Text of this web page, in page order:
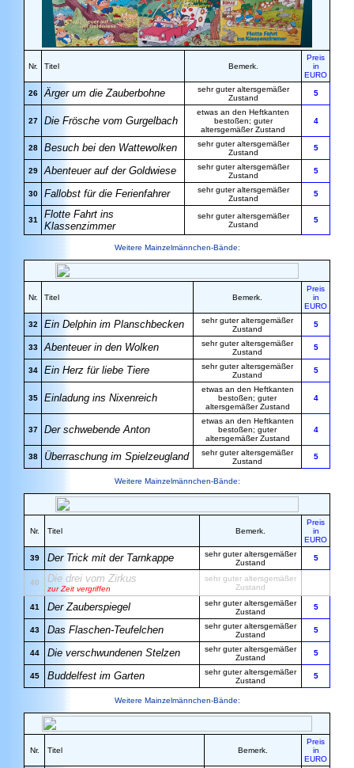
Nr. Titel Bemerk.
Preis
in
EURO
26 Ärger um die Zauberbohne
sehr guter altersgemäßer
Zustand
5
27 Die Frösche vom Gurgelbach
etwas an den Heftkanten
bestoßen; guter
altersgemäßer Zustand
4
28 Besuch bei den Wattewolken
sehr guter altersgemäßer
Zustand
5
29 Abenteuer auf der Goldwiese
sehr guter altersgemäßer
Zustand
5
30 Fallobst für die Ferienfahrer
sehr guter altersgemäßer
Zustand
5
31
Flotte Fahrt ins
Klassenzimmer
sehr guter altersgemäßer
Zustand
5
Weitere Mainzelmännchen-Bände:
Nr. Titel Bemerk.
Preis
in
EURO
32 Ein Delphin im Planschbecken
sehr guter altersgemäßer
Zustand
5
33 Abenteuer in den Wolken
sehr guter altersgemäßer
Zustand
5
34 Ein Herz für liebe Tiere
sehr guter altersgemäßer
Zustand
5
35 Einladung ins Nixenreich
etwas an den Heftkanten
bestoßen; guter
altersgemäßer Zustand
4
37 Der schwebende Anton
etwas an den Heftkanten
bestoßen; guter
altersgemäßer Zustand
4
38 Überraschung im Spielzeugland
sehr guter altersgemäßer
Zustand
5
Weitere Mainzelmännchen-Bände:
Nr. Titel Bemerk.
Preis
in
EURO
39 Der Trick mit der Tarnkappe
sehr guter altersgemäßer
Zustand
5
40 Die drei vom Zirkus
zur Zeit vergriffen
sehr guter altersgemäßer
Zustand
41 Der Zauberspiegel
sehr guter altersgemäßer
Zustand
5
43 Das Flaschen-Teufelchen
sehr guter altersgemäßer
Zustand
5
44 Die verschwundenen Stelzen
sehr guter altersgemäßer
Zustand
5
45 Buddelfest im Garten
sehr guter altersgemäßer
Zustand
5
Weitere Mainzelmännchen-Bände:
Nr. Titel Bemerk.
Preis
in
EURO